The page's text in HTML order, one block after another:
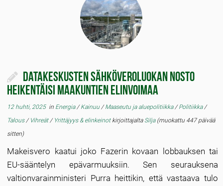
Datakeskusten sähköveroluokan nosto
heikentäisi maakuntien elinvoimaa
12 huhti, 2025in Energia/Kainuu/Maaseutu ja aluepolitiikka/Politiikka/
Talous/ Vihreät/ Yrittäjyys & elinkeinot kirjoittajalta Silja(muokattu 447 päivää
sitten)
Makeisvero kaatui joko Fazerin kovaan lobbauksen tai
EU-sääntelyn epävarmuuksiin. Sen seurauksena
valtionvarainministeri Purra heittikin, että vastaava tulo